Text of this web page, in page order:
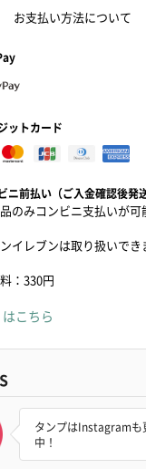
お支払い方法について
ットカード
ニ前払い（ご入金確認後発送
のみコンビニ支払いが可
イレブンは取り扱いでき
：330円
こちら
タンプはInstagramも
中！